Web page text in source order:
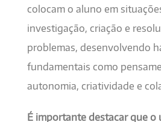
colocam o aluno em
investigação, criação e
problemas, desenvolvendo
fundamentais como
autonomia, criatividade e
É importante destacar que o